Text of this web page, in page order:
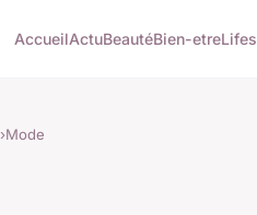
AccueilActuBeautéBien-etre
›Mode